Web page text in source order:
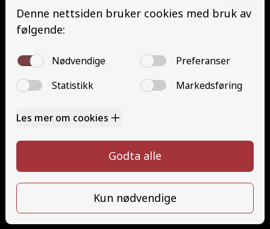
Lett lastebil med henger (C1E)
Buss (D)
Minibuss med henger (D1E)
Buss med henger (DE)
Grunnutdanning (YSK)
Kontakt oss
post@forusstorbilskole.no
Følg oss